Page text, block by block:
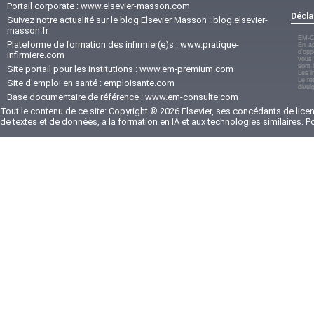
Portail corporate : www.elsevier-masson.com
Suivez notre actualité sur le blog Elsevier Masson : blog.elsevier-
masson.fr
Plateforme de formation des infirmier(e)s : www.pratique-
infirmiere.com
Site portail pour les institutions : www.em-premium.com
Site d'emploi en santé : emploisante.com
Base documentaire de référence : www.em-consulte.com
EM-
En
vous
sont
Les
Le
Tout le contenu de ce site: Copyright © 2026 Elsevier, ses concédants de
de textes et de données, a la formation en IA et aux technologies similaires.